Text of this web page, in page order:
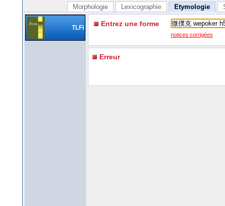
Morphologie Lexicographie Etymologie
TLFi Entrez une forme
notices corrigées
Erreur